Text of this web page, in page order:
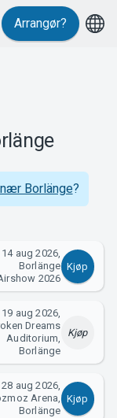
Arrangør?
Borlänge?
14 aug 2026,
Borlänge
2026
Kjøp
19 aug 2026,
Dreams
Auditorium,
Borlänge
Kjøp
28 aug 2026,
Arena,
Borlänge
Kjøp